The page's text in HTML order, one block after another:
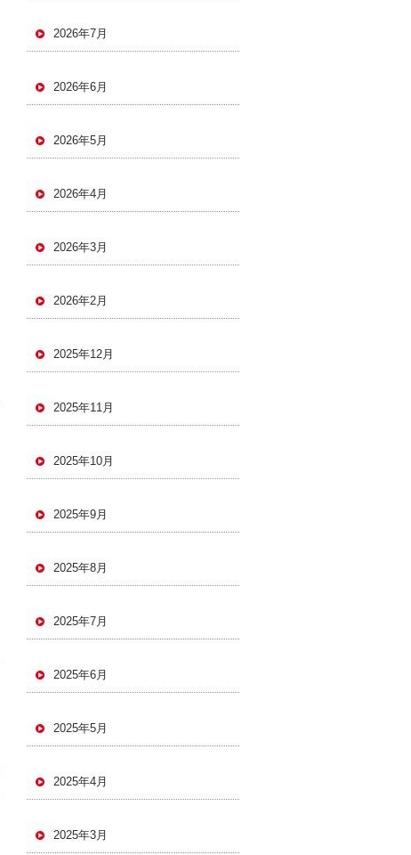
2026年7月
2026年6月
2026年5月
2026年4月
2026年3月
2026年2月
2025年12月
2025年11月
2025年10月
2025年9月
2025年8月
2025年7月
2025年6月
2025年5月
2025年4月
2025年3月